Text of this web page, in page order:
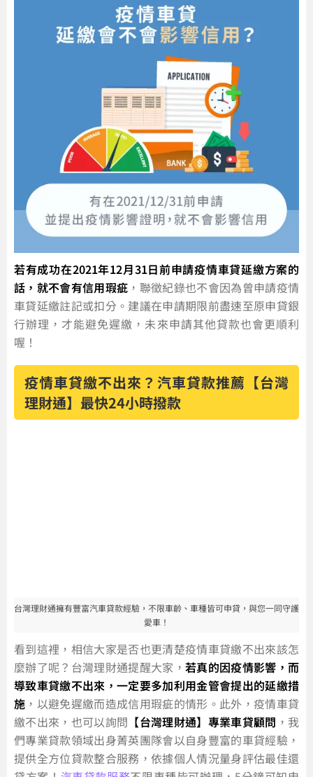
若有成功在2021年12月31日前申請疫情車貸延繳方案的
話，就不會有信用瑕疵 ，聯徵紀錄也不會因為曾申請疫情
車貸延繳註記或扣分。建議在申請期限前盡速至原申貸銀
行辦理，才能避免遲繳，未來申請其他貸款也會更順利
喔！
疫情車貸繳不出來？汽車貸款推薦【台灣
理財通】最快24小時撥款
台灣理財通擁有豐富汽車貸款經驗，不限車齡、車種皆可申貸，與您一同守護
愛車！
看到這裡，相信大家是否也更清楚疫情車貸繳不出來該怎
麼辦了呢？台灣理財通提醒大家， 若真的因疫情影響，而
導致車貸繳不出來，一定要多加利用金管會提出的延繳措
施 ，以避免遲繳而造成信用瑕疵的情形。此外，疫情車貸
繳不出來，也可以詢問 【台灣理財通】專業車貸顧問 ，我
們專業貸款領域出身菁英團隊會以自身豐富的車貸經驗，
提供全方位貸款整合服務，依據個人情況量身評估最佳還